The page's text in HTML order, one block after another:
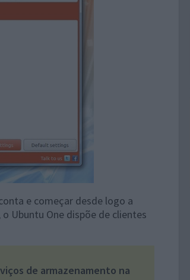
e começar desde logo a
Ubuntu One dispõe de clientes
de armazenamento na